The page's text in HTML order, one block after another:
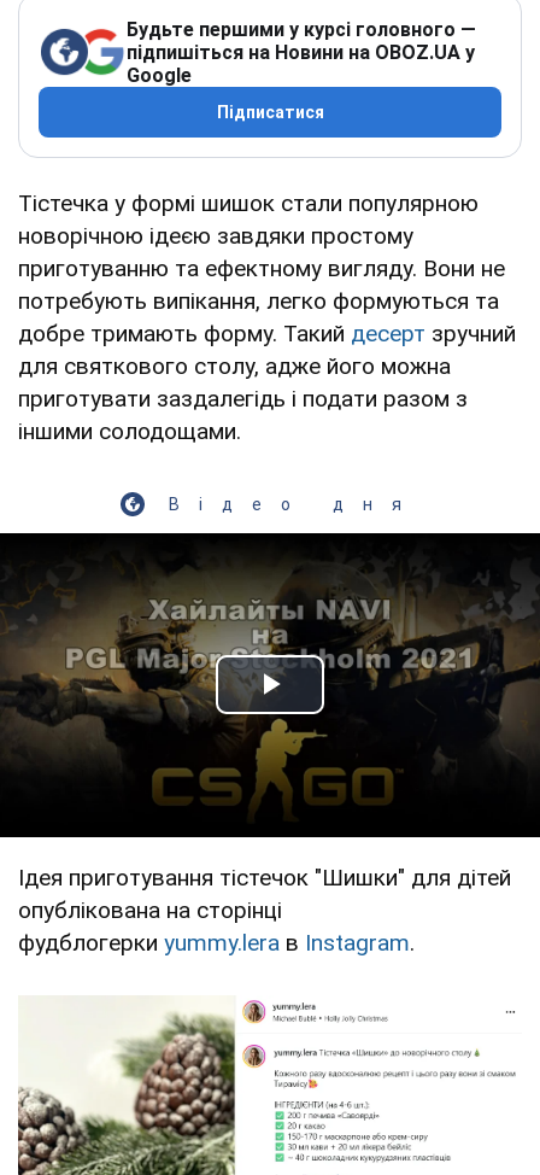
Будьте першими у курсі головного —
підпишіться на Новини на OBOZ.UA у
Google
Підписатися
Тістечка у формі шишок стали популярною
новорічною ідеєю завдяки простому
приготуванню та ефектному вигляду. Вони не
потребують випікання, легко формуються та
добре тримають форму. Такий десерт зручний
для святкового столу, адже його можна
приготувати заздалегідь і подати разом з
іншими солодощами.
Відео дня
Play Video
Ідея приготування тістечок "Шишки" для дітей
опублікована на сторінці
фудблогерки yummy.lera в Instagram.